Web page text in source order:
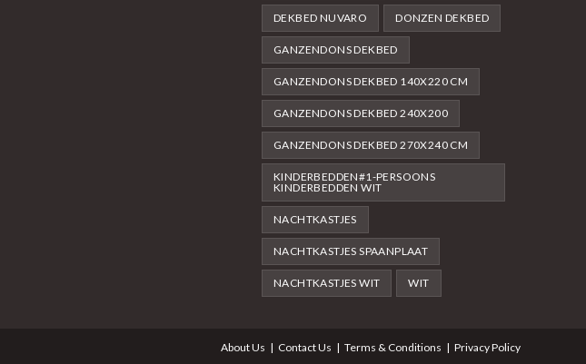
DEKBED NUVARO DONZEN DEKBED
GANZENDONS DEKBED
GANZENDONS DEKBED 140X220 CM
GANZENDONS DEKBED 240X200
GANZENDONS DEKBED 270X240 CM
KINDERBEDDEN#1-PERSOONS
KINDERBEDDEN WIT
NACHTKASTJES
NACHTKASTJES SPAANPLAAT
NACHTKASTJES WIT WIT
About Us Contact Us Terms & Conditions Privacy Policy